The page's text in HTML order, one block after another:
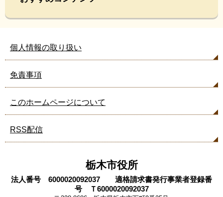
ま
す
個人情報の取り扱い
免責事項
このホームページについて
RSS配信
栃木市役所
法人番号 6000020092037 適格請求書発行事業者登録番
号 Ｔ6000020092037